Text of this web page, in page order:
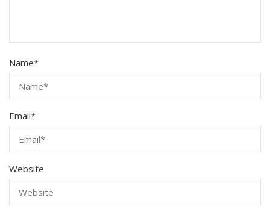
Name*
Email*
Website